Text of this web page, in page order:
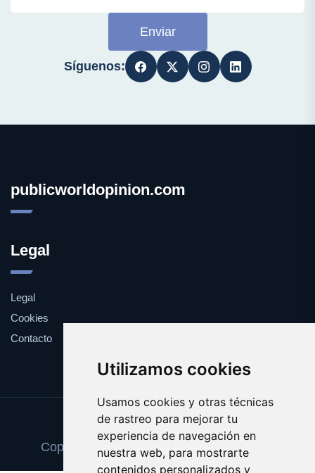
Utilizamos cookies
Usamos cookies y otras técnicas
de rastreo para mejorar tu
experiencia de navegación en
nuestra web, para mostrarte
contenidos personalizados y
Enviar
Síguenos:
publicworldopinion.com
Legal
Legal
Cookies
Contacto
Update cookies preferences
Copyright © 2025 publicworldopinion.com